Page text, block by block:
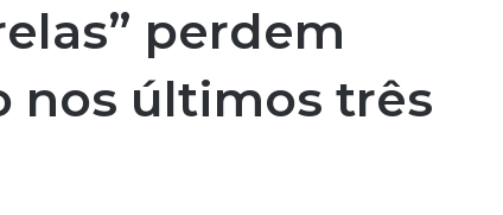
perdem
nos últimos três